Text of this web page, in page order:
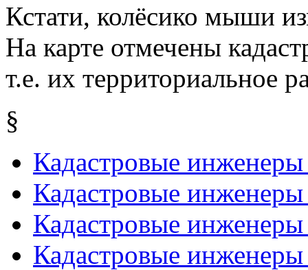
Кстати, колёсико мыши
На карте отмечены
т.е. их территориальное
§
Кадастровые
Кадастровые
Кадастровые
Кадастровые